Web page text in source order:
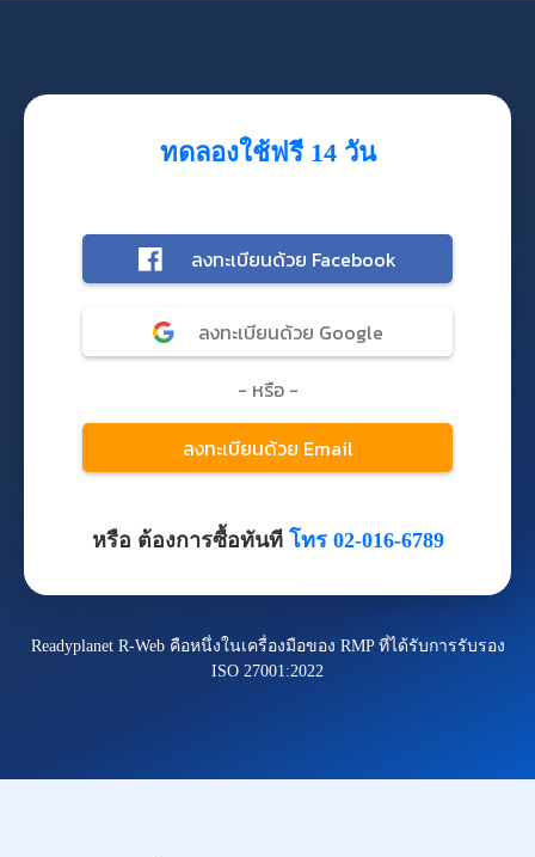
ทดลองใช้ฟรี 14 วัน
หรือ ต้องการซื้อทันที โทร 02-016-6789
Readyplanet R-Web คือหนึ่งในเครื่องมือของ RMP ที่ได้รับการรับรอง
ISO 27001:2022